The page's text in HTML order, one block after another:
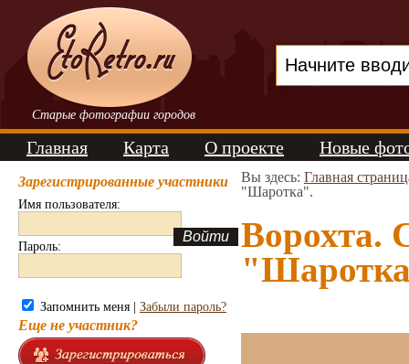
Старые фотографии городов
Главная Карта О проекте Новые
Зарегистрированные участники
Имя пользователя:
Пароль:
Запомнить меня | Забыли пароль?
Еще не участник?
Вы здесь: Главная
"Шаротка".
Ворохта.